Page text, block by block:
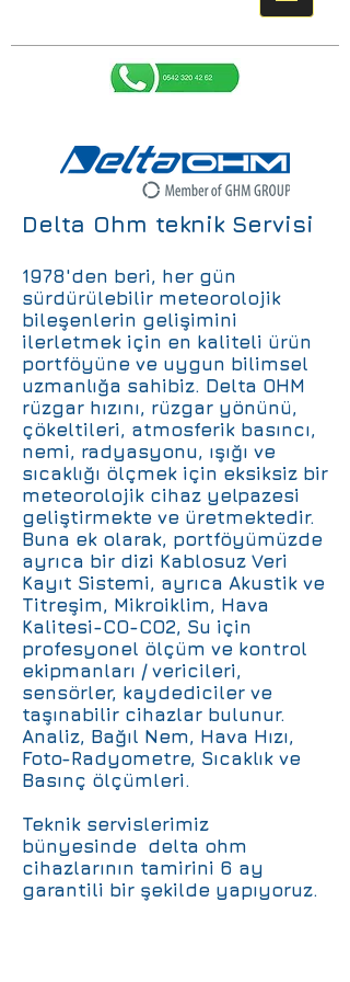
Delta Ohm teknik Servisi
1978'den beri, her gün
sürdürülebilir meteorolojik
bileşenlerin gelişimini
ilerletmek için en kaliteli ürün
portföyüne ve uygun bilimsel
uzmanlığa sahibiz. Delta OHM
rüzgar hızını, rüzgar yönünü,
çökeltileri, atmosferik basıncı,
nemi, radyasyonu, ışığı ve
sıcaklığı ölçmek için eksiksiz bir
meteorolojik cihaz yelpazesi
geliştirmekte ve üretmektedir.
Buna ek olarak, portföyümüzde
ayrıca bir dizi Kablosuz Veri
Kayıt Sistemi, ayrıca Akustik ve
Titreşim, Mikroiklim, Hava
Kalitesi-CO-CO2, Su için
profesyonel ölçüm ve kontrol
ekipmanları / vericileri,
sensörler, kaydediciler ve
taşınabilir cihazlar bulunur.
Analiz, Bağıl Nem, Hava Hızı,
Foto-Radyometre, Sıcaklık ve
Basınç ölçümleri.
Teknik servislerimiz
bünyesinde delta ohm
cihazlarının tamirini 6 ay
garantili bir şekilde yapıyoruz.